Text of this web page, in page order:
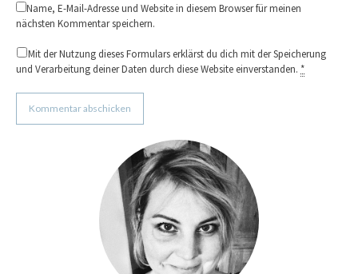
Name, E-Mail-Adresse und Website in diesem Browser für meinen
nächsten Kommentar speichern.
Mit der Nutzung dieses Formulars erklärst du dich mit der Speicherung
und Verarbeitung deiner Daten durch diese Website einverstanden. *